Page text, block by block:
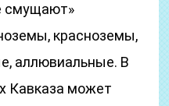
смущают»
красноземы,
аллювиальные. В
Кавказа может